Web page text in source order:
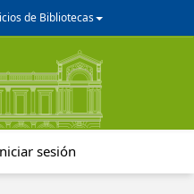
de Bibliotecas
sesión